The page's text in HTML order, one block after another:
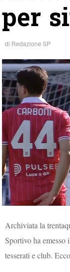
per
di Redazione SP
Archiviata la
Sportivo ha
tesserati e club.